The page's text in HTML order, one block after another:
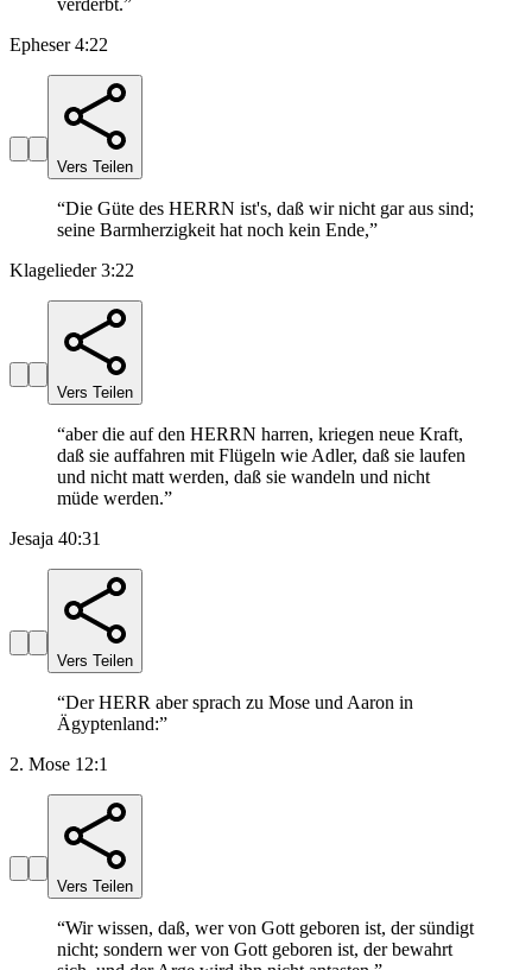
verderbt.”
Epheser 4:22
Vers Teilen
“Die Güte des HERRN ist's, daß wir nicht gar aus sind;
seine Barmherzigkeit hat noch kein Ende,”
Klagelieder 3:22
Vers Teilen
“aber die auf den HERRN harren, kriegen neue Kraft,
daß sie auffahren mit Flügeln wie Adler, daß sie laufen
und nicht matt werden, daß sie wandeln und nicht
müde werden.”
Jesaja 40:31
Vers Teilen
“Der HERR aber sprach zu Mose und Aaron in
Ägyptenland:”
2. Mose 12:1
Vers Teilen
“Wir wissen, daß, wer von Gott geboren ist, der sündigt
nicht; sondern wer von Gott geboren ist, der bewahrt